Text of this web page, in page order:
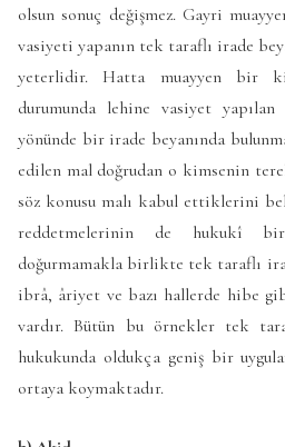
olsun sonuç değişmez. Gayri
vasiyeti yapanın tek taraflı irade
yeterlidir. Hatta muayyen bir
durumunda lehine vasiyet
yönünde bir irade beyanında
edilen mal doğrudan o kimsenin
söz konusu malı kabul ettiklerini
reddetmelerinin de hukukî
doğurmamakla birlikte tek taraflı
ibrâ, âriyet ve bazı hallerde hibe
vardır. Bütün bu örnekler tek
hukukunda oldukça geniş bir
ortaya koymaktadır.